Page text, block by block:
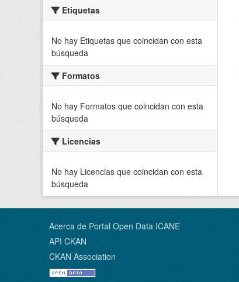
Etiquetas
No hay Etiquetas que coincidan con esta
búsqueda
Formatos
No hay Formatos que coincidan con esta
búsqueda
Licencias
No hay Licencias que coincidan con esta
búsqueda
Acerca de Portal Open Data ICANE
API CKAN
CKAN Association